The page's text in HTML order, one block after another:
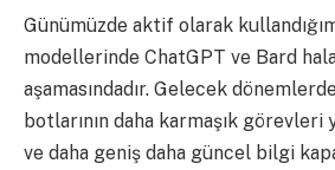
Günümüzde aktif olarak
modellerinde ChatGPT ve Bard
aşamasındadır. Gelecek
botlarının daha karmaşık
ve daha geniş daha güncel bilgi